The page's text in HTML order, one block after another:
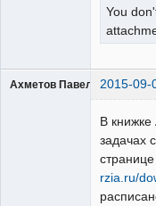
You
Ахметов Павел МТ2015-09-
В
задачах
rzia.ru/